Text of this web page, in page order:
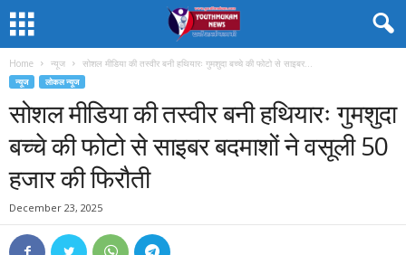
Home न्यूज सोशल मीडिया की तस्वीर बनी हथियारः गुमशुदा बच्चे की फोटो से साइबर...
न्यूज लोकल न्यूज
सोशल मीडिया की तस्वीर बनी हथियारः गुमशुदा
बच्चे की फोटो से साइबर बदमाशों ने वसूली 50
हजार की फिरौती
December 23, 2025